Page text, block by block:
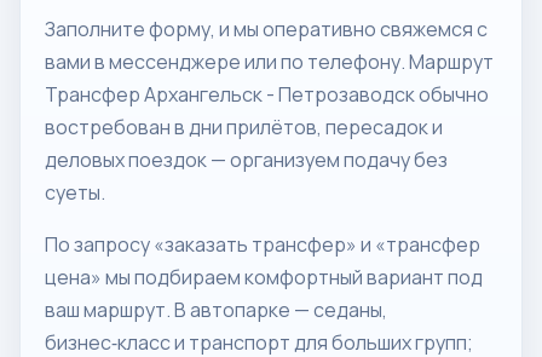
Заполните форму, и мы оперативно свяжемся с
вами в мессенджере или по телефону. Маршрут
Трансфер Архангельск - Петрозаводск обычно
востребован в дни прилётов, пересадок и
деловых поездок — организуем подачу без
суеты.
По запросу «заказать трансфер» и «трансфер
цена» мы подбираем комфортный вариант под
ваш маршрут. В автопарке — седаны,
бизнес‑класс и транспорт для больших групп;